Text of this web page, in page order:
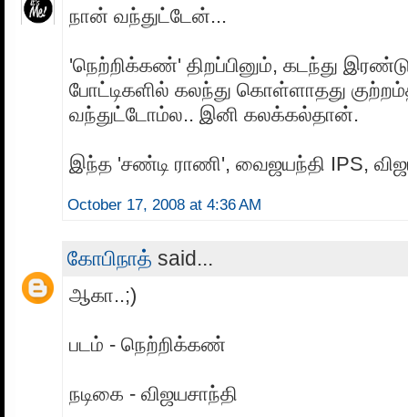
நான் வந்துட்டேன்...
'நெற்றிக்கண்' திறப்பினும், கடந்து
போட்டிகளில் கலந்து கொள்ளாதது
வந்துட்டோம்ல.. இனி கலக்கல்தான்.
இந்த 'சண்டி ராணி', வைஜயந்தி IPS,
October 17, 2008 at 4:36 AM
கோபிநாத் said...
ஆகா..;)
படம் - நெற்றிக்கண்
நடிகை - விஜயசாந்தி